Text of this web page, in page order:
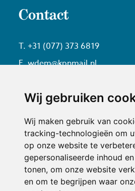
Wij gebruiken
Wij maken gebruik van
tracking-technologieën om
op onze website te
gepersonaliseerde inhoud
tonen, om onze website
en om te begrijpen waar
Contact
T. +31 (077) 373 6819
E. wdem@kpnmail.nl
btw. 852085217B01
Openingstijden
ma: 18:30 - 01:00
di: 18:30 - 01:00